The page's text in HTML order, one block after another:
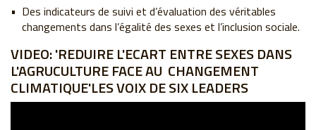
Des indicateurs de suivi et d’évaluation des véritables
changements dans l’égalité des sexes et l’inclusion sociale.
VIDEO: 'REDUIRE L'ECART ENTRE SEXES DANS
L'AGRUCULTURE FACE AU CHANGEMENT
CLIMATIQUE'LES VOIX DE SIX LEADERS